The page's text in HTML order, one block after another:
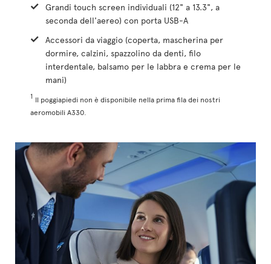
Grandi touch screen individuali (12" a 13.3", a
seconda dell'aereo) con porta USB-A
Accessori da viaggio (coperta, mascherina per
dormire, calzini, spazzolino da denti, filo
interdentale, balsamo per le labbra e crema per le
mani)
1 Il poggiapiedi non è disponibile nella prima fila dei nostri
aeromobili A330.